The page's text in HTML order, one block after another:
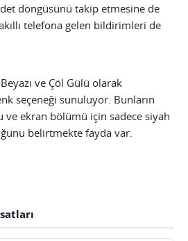
döngüsünü takip etmesine de
telefona gelen bildirimleri de
ve Çöl Gülü olarak
seçeneği sunuluyor. Bunların
ve ekran bölümü için sadece siyah
belirtmekte fayda var.